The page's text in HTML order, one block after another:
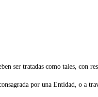
ser tratadas como tales, con
por una Entidad, o a